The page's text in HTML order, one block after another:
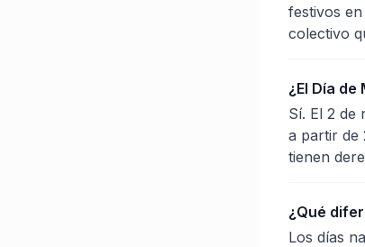
festivos
colectivo
¿El Día
Sí. El 2 de
a partir de
tienen
¿Qué
Los días